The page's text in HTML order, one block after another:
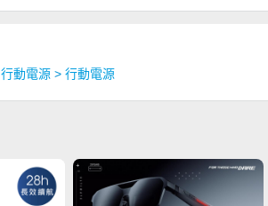
行動電源 > 行動電源